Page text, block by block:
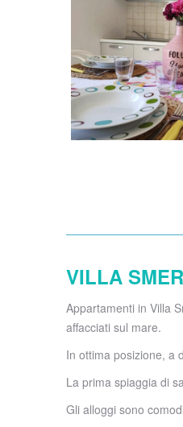
VILLA
Appartamenti in Villa
affacciati sul mare.
In ottima posizione, a
La prima spiaggia di
Gli alloggi sono